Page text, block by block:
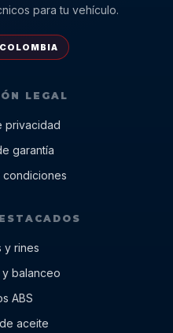
para tu vehículo.
LEGAL
privacidad
garantía
condiciones
y rines
balanceo
ABS
aceite